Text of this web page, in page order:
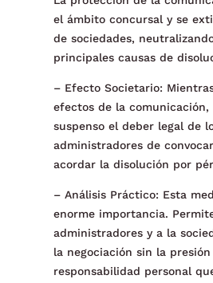
el ámbito concursal y se
de sociedades,
principales causas de
– Efecto Societario:
efectos de la comunicación,
suspenso el deber legal de
administradores de
acordar la disolución por
– Análisis Práctico: Esta
enorme importancia.
administradores y a la
la negociación sin la presión
responsabilidad personal